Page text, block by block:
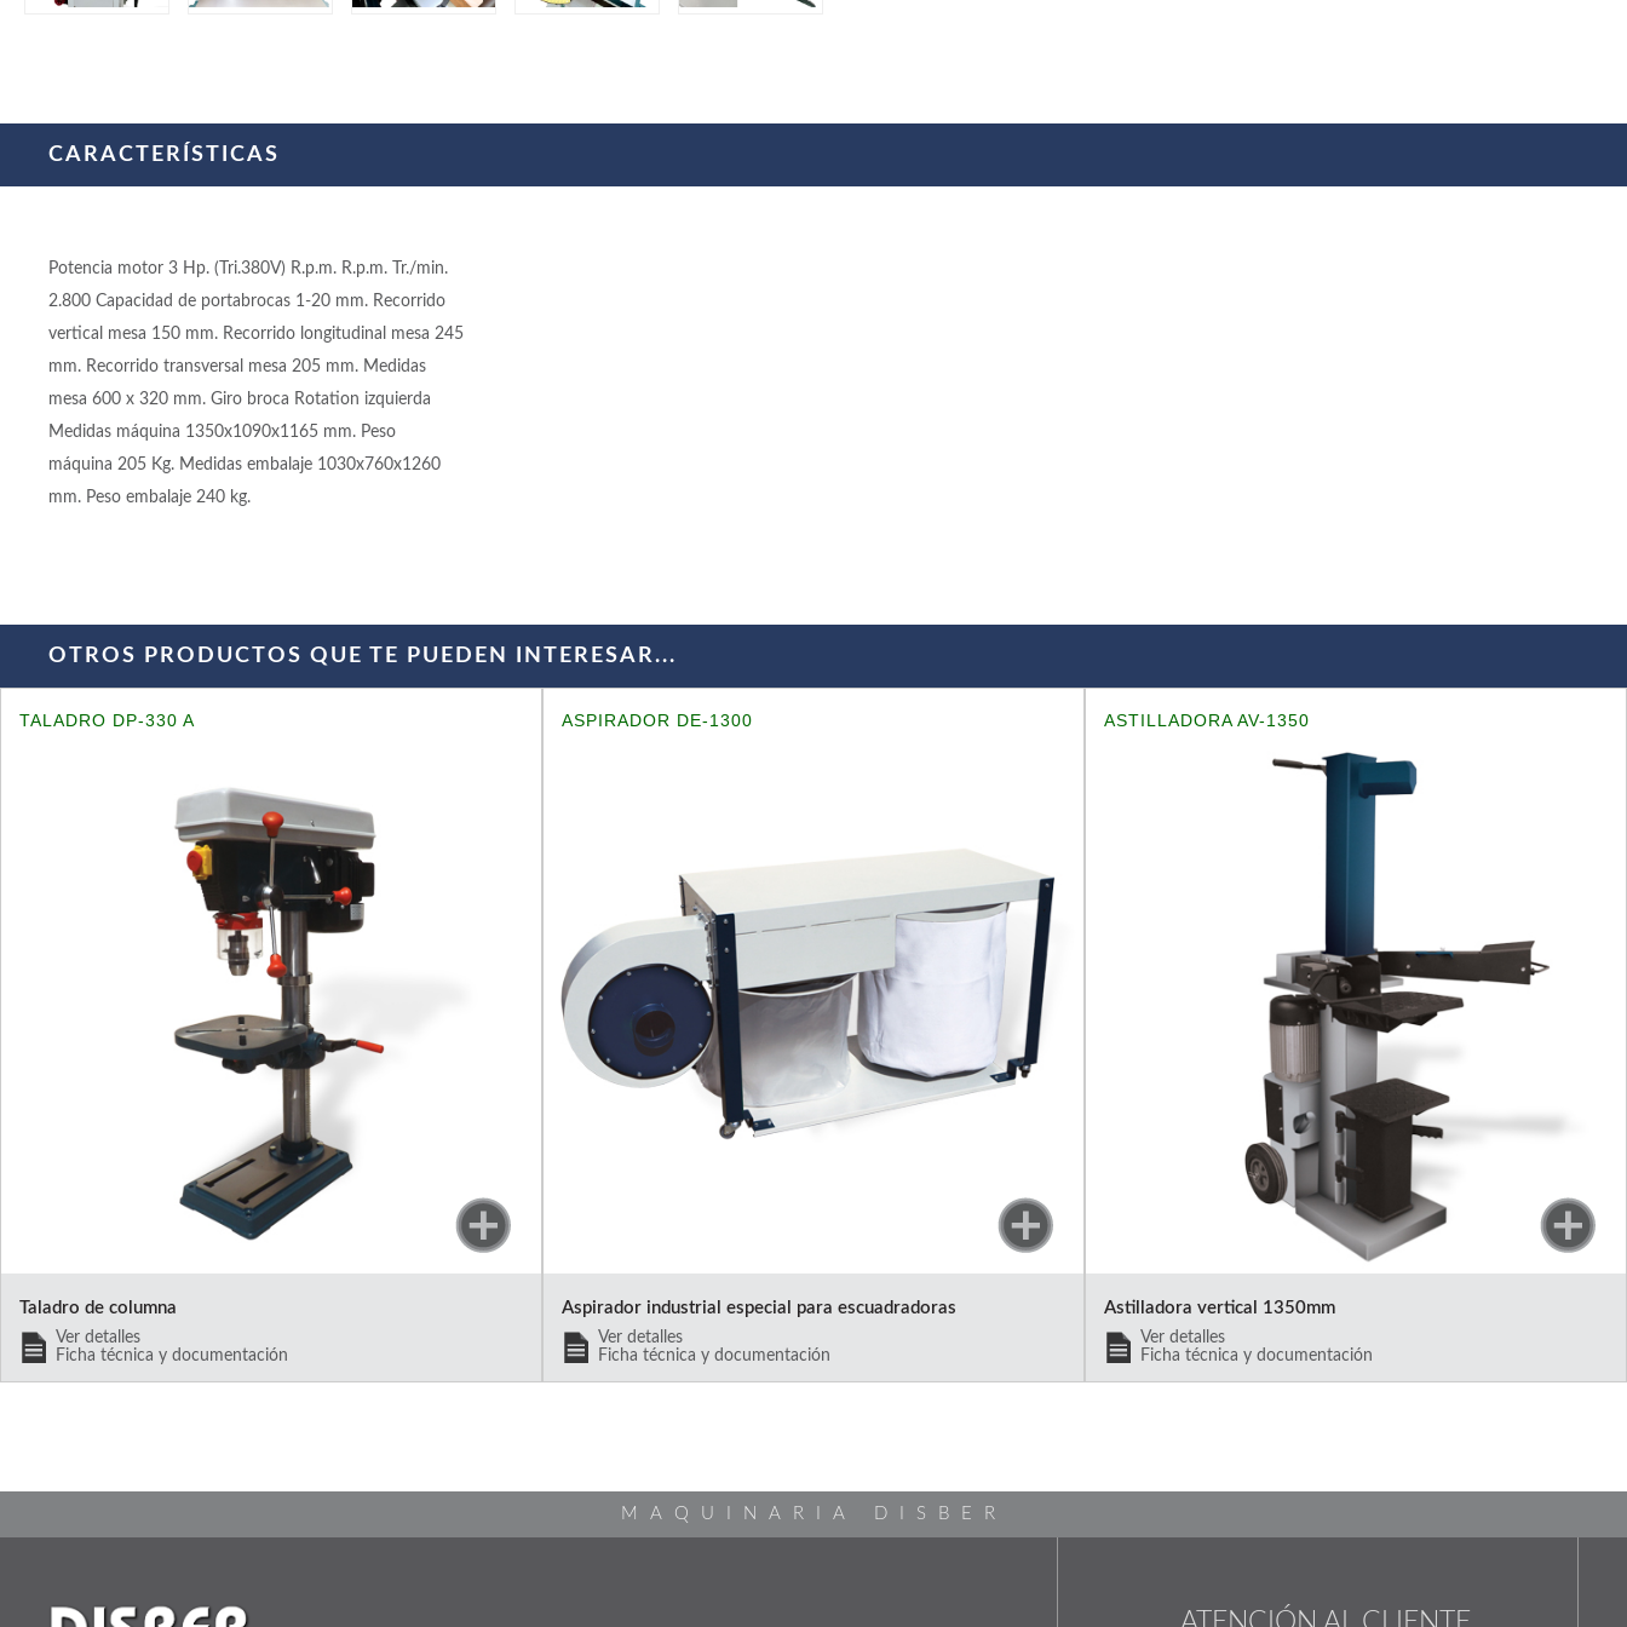
CARACTERÍSTICAS
Potencia motor 3 Hp. (Tri.380V) R.p.m. R.p.m. Tr./min.
2.800 Capacidad de portabrocas 1-20 mm. Recorrido
vertical mesa 150 mm. Recorrido longitudinal mesa 245
mm. Recorrido transversal mesa 205 mm. Medidas
mesa 600 x 320 mm. Giro broca Rotation izquierda
Medidas máquina 1350x1090x1165 mm. Peso
máquina 205 Kg. Medidas embalaje 1030x760x1260
mm. Peso embalaje 240 kg.
OTROS PRODUCTOS QUE TE PUEDEN INTERESAR...
TALADRO DP-330 A
Taladro de columna
Ver detalles
Ficha técnica y documentación
ASPIRADOR DE-1300
Aspirador industrial especial para escuadradoras
Ver detalles
Ficha técnica y documentación
ASTILLADORA AV-1350
Astilladora vertical 1350mm
Ver detalles
Ficha técnica y documentación
MAQUINARIA DISBER